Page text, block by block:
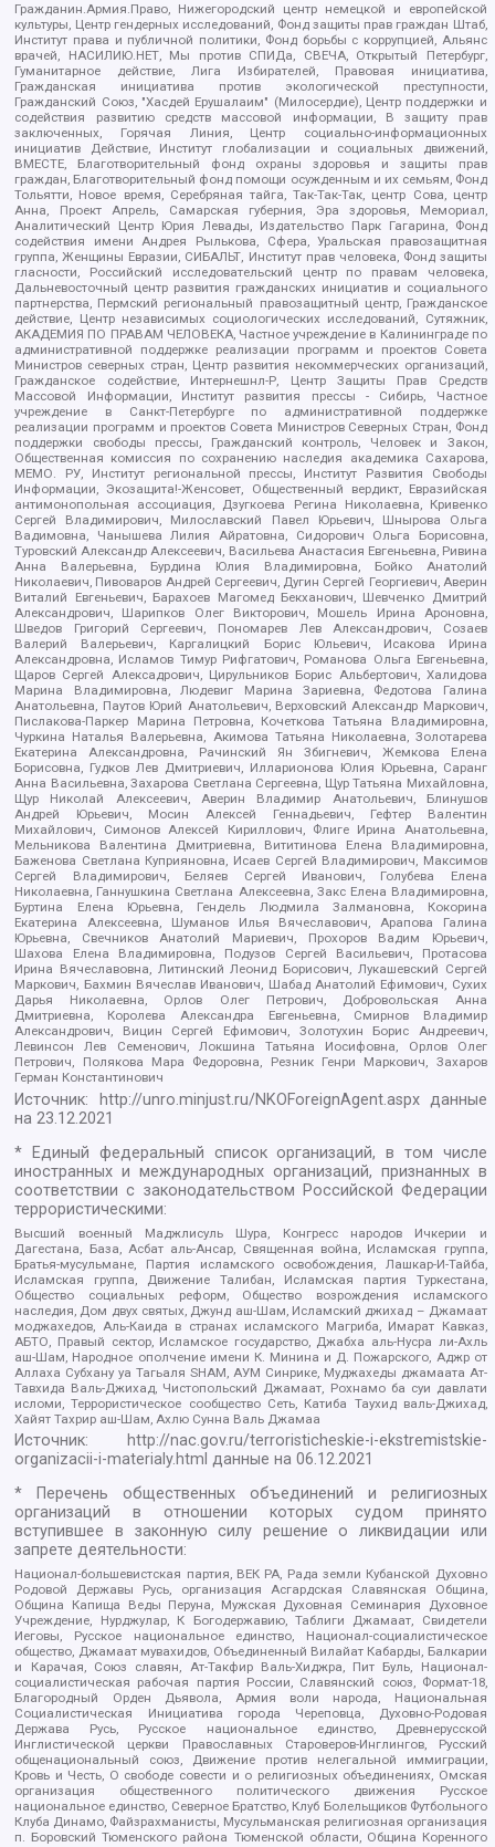
Гражданин.Армия.Право, Нижегородский центр немецкой и европейской
культуры, Центр гендерных исследований, Фонд защиты прав граждан Штаб,
Институт права и публичной политики, Фонд борьбы с коррупцией, Альянс
врачей, НАСИЛИЮ.НЕТ, Мы против СПИДа, СВЕЧА, Открытый Петербург,
Гуманитарное действие, Лига Избирателей, Правовая инициатива,
Гражданская инициатива против экологической преступности,
Гражданский Союз, "Хасдей Ерушалаим" (Милосердие), Центр поддержки и
содействия развитию средств массовой информации, В защиту прав
заключенных, Горячая Линия, Центр социально-информационных
инициатив Действие, Институт глобализации и социальных движений,
ВМЕСТЕ, Благотворительный фонд охраны здоровья и защиты прав
граждан, Благотворительный фонд помощи осужденным и их семьям, Фонд
Тольятти, Новое время, Серебряная тайга, Так-Так-Так, центр Сова, центр
Анна, Проект Апрель, Самарская губерния, Эра здоровья, Мемориал,
Аналитический Центр Юрия Левады, Издательство Парк Гагарина, Фонд
содействия имени Андрея Рылькова, Сфера, Уральская правозащитная
группа, Женщины Евразии, СИБАЛЬТ, Институт прав человека, Фонд защиты
гласности, Российский исследовательский центр по правам человека,
Дальневосточный центр развития гражданских инициатив и социального
партнерства, Пермский региональный правозащитный центр, Гражданское
действие, Центр независимых социологических исследований, Сутяжник,
АКАДЕМИЯ ПО ПРАВАМ ЧЕЛОВЕКА, Частное учреждение в Калининграде по
административной поддержке реализации программ и проектов Совета
Министров северных стран, Центр развития некоммерческих организаций,
Гражданское содействие, Интернешнл-Р, Центр Защиты Прав Средств
Массовой Информации, Институт развития прессы - Сибирь, Частное
учреждение в Санкт-Петербурге по административной поддержке
реализации программ и проектов Совета Министров Северных Стран, Фонд
поддержки свободы прессы, Гражданский контроль, Человек и Закон,
Общественная комиссия по сохранению наследия академика Сахарова,
МЕМО. РУ, Институт региональной прессы, Институт Развития Свободы
Информации, Экозащита!-Женсовет, Общественный вердикт, Евразийская
антимонопольная ассоциация, Дзугкоева Регина Николаевна, Кривенко
Сергей Владимирович, Милославский Павел Юрьевич, Шнырова Ольга
Вадимовна, Чанышева Лилия Айратовна, Сидорович Ольга Борисовна,
Туровский Александр Алексеевич, Васильева Анастасия Евгеньевна, Ривина
Анна Валерьевна, Бурдина Юлия Владимировна, Бойко Анатолий
Николаевич, Пивоваров Андрей Сергеевич, Дугин Сергей Георгиевич, Аверин
Виталий Евгеньевич, Барахоев Магомед Бекханович, Шевченко Дмитрий
Александрович, Шарипков Олег Викторович, Мошель Ирина Ароновна,
Шведов Григорий Сергеевич, Пономарев Лев Александрович, Созаев
Валерий Валерьевич, Каргалицкий Борис Юльевич, Исакова Ирина
Александровна, Исламов Тимур Рифгатович, Романова Ольга Евгеньевна,
Щаров Сергей Алексадрович, Цирульников Борис Альбертович, Халидова
Марина Владимировна, Людевиг Марина Зариевна, Федотова Галина
Анатольевна, Паутов Юрий Анатольевич, Верховский Александр Маркович,
Пислакова-Паркер Марина Петровна, Кочеткова Татьяна Владимировна,
Чуркина Наталья Валерьевна, Акимова Татьяна Николаевна, Золотарева
Екатерина Александровна, Рачинский Ян Збигневич, Жемкова Елена
Борисовна, Гудков Лев Дмитриевич, Илларионова Юлия Юрьевна, Саранг
Анна Васильевна, Захарова Светлана Сергеевна, Щур Татьяна Михайловна,
Щур Николай Алексеевич, Аверин Владимир Анатольевич, Блинушов
Андрей Юрьевич, Мосин Алексей Геннадьевич, Гефтер Валентин
Михайлович, Симонов Алексей Кириллович, Флиге Ирина Анатольевна,
Мельникова Валентина Дмитриевна, Вититинова Елена Владимировна,
Баженова Светлана Куприяновна, Исаев Сергей Владимирович, Максимов
Сергей Владимирович, Беляев Сергей Иванович, Голубева Елена
Николаевна, Ганнушкина Светлана Алексеевна, Закс Елена Владимировна,
Буртина Елена Юрьевна, Гендель Людмила Залмановна, Кокорина
Екатерина Алексеевна, Шуманов Илья Вячеславович, Арапова Галина
Юрьевна, Свечников Анатолий Мариевич, Прохоров Вадим Юрьевич,
Шахова Елена Владимировна, Подузов Сергей Васильевич, Протасова
Ирина Вячеславовна, Литинский Леонид Борисович, Лукашевский Сергей
Маркович, Бахмин Вячеслав Иванович, Шабад Анатолий Ефимович, Сухих
Дарья Николаевна, Орлов Олег Петрович, Добровольская Анна
Дмитриевна, Королева Александра Евгеньевна, Смирнов Владимир
Александрович, Вицин Сергей Ефимович, Золотухин Борис Андреевич,
Левинсон Лев Семенович, Локшина Татьяна Иосифовна, Орлов Олег
Петрович, Полякова Мара Федоровна, Резник Генри Маркович, Захаров
Герман Константинович
Источник: http://unro.minjust.ru/NKOForeignAgent.aspxданные
на23.12.2021
* Единый федеральный список организаций, в том числе
иностранных и международных организаций, признанных в
соответствии с законодательством Российской Федерации
террористическими:
Высший военный Маджлисуль Шура, Конгресс народов Ичкерии и
Дагестана, База, Асбат аль-Ансар, Священная война, Исламская группа,
Братья-мусульмане, Партия исламского освобождения, Лашкар-И-Тайба,
Исламская группа, Движение Талибан, Исламская партия Туркестана,
Общество социальных реформ, Общество возрождения исламского
наследия, Дом двух святых, Джунд аш-Шам, Исламский джихад – Джамаат
моджахедов, Аль-Каида в странах исламского Магриба, Имарат Кавказ,
АБТО, Правый сектор, Исламское государство, Джабха аль-Нусра ли-Ахль
аш-Шам, Народное ополчение имени К. Минина и Д. Пожарского, Аджр от
Аллаха Субхану уа Тагьаля SHAM, АУМ Синрике, Муджахеды джамаата Ат-
Тавхида Валь-Джихад, Чистопольский Джамаат, Рохнамо ба суи давлати
исломи, Террористическое сообщество Сеть, Катиба Таухид валь-Джихад,
Хайят Тахрир аш-Шам, Ахлю Сунна Валь Джамаа
Источник:
http://nac.gov.ru/terroristicheskie-i-ekstremistskie-
organizacii-i-materialy.html данные на06.12.2021
* Перечень общественных объединений и религиозных
организаций в отношении которых судом принято
вступившее в законную силу решение о ликвидации или
запрете деятельности:
Национал-большевистская партия, ВЕК РА, Рада земли Кубанской Духовно
Родовой Державы Русь, организация Асгардская Славянская Община,
Община Капища Веды Перуна, Мужская Духовная Семинария Духовное
Учреждение, Нурджулар, К Богодержавию, Таблиги Джамаат, Свидетели
Иеговы, Русское национальное единство, Национал-социалистическое
общество, Джамаат мувахидов, Объединенный Вилайат Кабарды, Балкарии
и Карачая, Союз славян, Ат-Такфир Валь-Хиджра, Пит Буль, Национал-
социалистическая рабочая партия России, Славянский союз, Формат-18,
Благородный Орден Дьявола, Армия воли народа, Национальная
Социалистическая Инициатива города Череповца, Духовно-Родовая
Держава Русь, Русское национальное единство, Древнерусской
Инглистической церкви Православных Староверов-Инглингов, Русский
общенациональный союз, Движение против нелегальной иммиграции,
Кровь и Честь, О свободе совести и о религиозных объединениях, Омская
организация общественного политического движения Русское
национальное единство, Северное Братство, Клуб Болельщиков Футбольного
Клуба Динамо, Файзрахманисты, Мусульманская религиозная организация
п. Боровский Тюменского района Тюменской области, Община Коренного